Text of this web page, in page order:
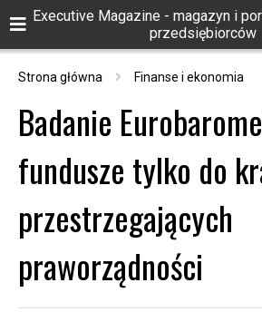
Executive Magazine - magazyn i
przedsiębiorców
Strona główna Finanse i ekonomia
Badanie
fundusze tylko do
przestrzegających
praworządności